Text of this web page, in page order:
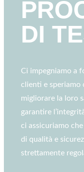
DI
Ci impegniamo a
clienti e
migliorare la loro
garantire
ci assicuriamo
di qualità e
strettamente